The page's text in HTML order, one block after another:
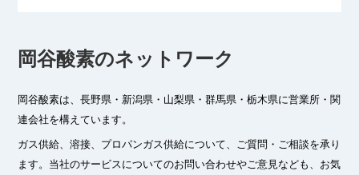
岡谷酸素のネットワーク
岡谷酸素は、長野県・新潟県・山梨県・群馬県・栃木県に営業所・関
連会社を構えています。
ガス供給、溶接、プロパンガス供給について、ご質問・ご相談を承り
ます。 当社のサービスについてのお問い合わせやご意見なども、お気